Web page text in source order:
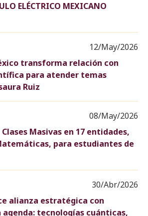
ELÉCTRICO MEXICANO
12/May/2026
transforma relación con
para atender temas
Ruiz
08/May/2026
Masivas en 17 entidades,
para estudiantes de
30/Abr/2026
alianza estratégica con
agenda: tecnologías cuánticas,